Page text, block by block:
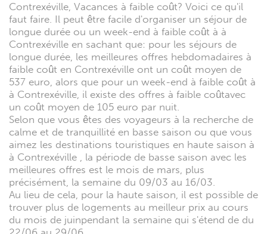
Contrexéville, Vacances à faible coût? Voici ce qu'il
faut faire. Il peut être facile d'organiser un séjour de
longue durée ou un week-end à faible coût à à
Contrexéville en sachant que: pour les séjours de
longue durée, les meilleures offres hebdomadaires à
faible coût en Contrexéville ont un coût moyen de
537 euro, alors que pour un week-end à faible coût à
à Contrexéville, il existe des offres à faible coûtavec
un coût moyen de 105 euro par nuit.
Selon que vous êtes des voyageurs à la recherche de
calme et de tranquillité en basse saison ou que vous
aimez les destinations touristiques en haute saison à
à Contrexéville , la période de basse saison avec les
meilleures offres est le mois de mars, plus
précisément, la semaine du 09/03 au 16/03.
Au lieu de cela, pour la haute saison, il est possible de
trouver plus de logements au meilleur prix au cours
du mois de juinpendant la semaine qui s'étend de du